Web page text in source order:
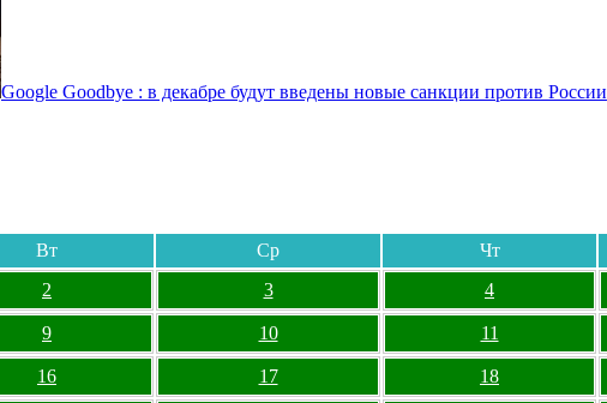
Google Goodbye : в декабре будут введены новые санкции против России
Вт Ср Чт
2 3 4
9 10 11
16 17 18